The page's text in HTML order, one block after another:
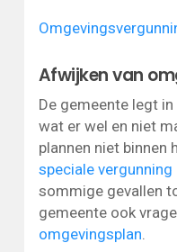
​​​​Afwijken van
De gemeente legt
wat er wel en niet
plannen niet binnen
speciale vergunning
sommige gevallen
gemeente ook
omgevingsplan